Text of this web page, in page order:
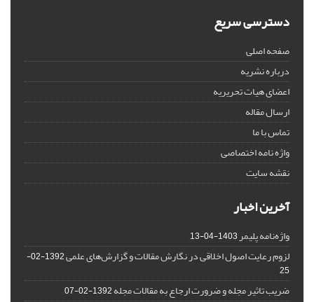
دسترسی سریع
صفحه اصلی
درباره نشریه
اعضای هیات تحریریه
ارسال مقاله
تماس با ما
واژه نامه اختصاصی
نقشه سایت
آخرین اخبار
واژه‌نامه پلیمر1403-04-13
لزوم رعایت اصول اخلاقی در نگارش مقالات و گزارش‌‌های علمی
1392-02-
25
ضریب تاثیر مجله و ضرورت ارجاع به مقالات مجله1392-02-07